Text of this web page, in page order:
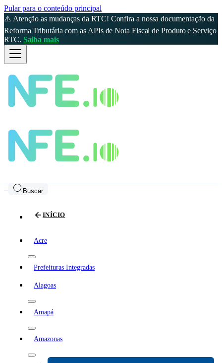
Pular para o conteúdo principal
⚠️ Atenção as mudanças da RTC! Confira a nossa documentação da
Reforma Tributária com as APIs de Nota Fiscal de Produto e Serviço
RTC. Saiba mais
Buscar
INÍCIO
Acre
Prefeituras Integradas
Alagoas
Amapá
Amazonas